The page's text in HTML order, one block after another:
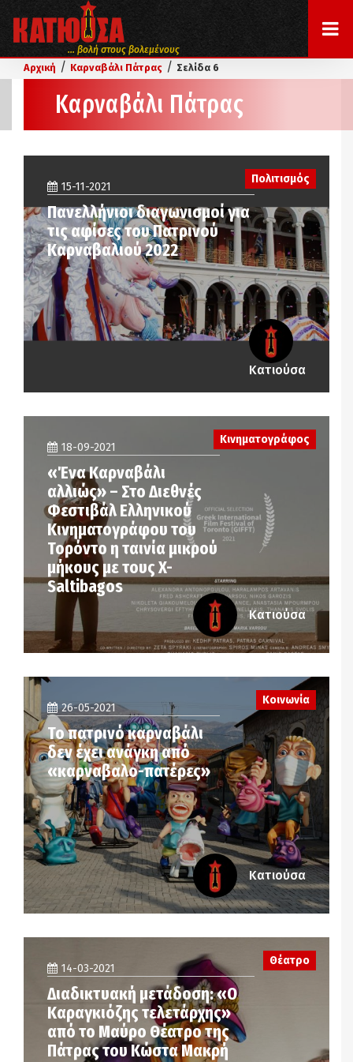
... βολή στους βολεμένους
Αρχική / Καρναβάλι Πάτρας / Σελίδα 6
Καρναβάλι Πάτρας
Πολιτισμός
15-11-2021
Πανελλήνιοι διαγωνισμοί για
τις αφίσες του Πατρινού
Καρναβαλιού 2022
Κατιούσα
18-09-2021
«Ένα Καρναβάλι
αλλιώς» – Στο Διεθνές
Φεστιβάλ Ελληνικού
Κινηματογράφου του
Τορόντο η ταινία μικρού
μήκους με τους X-
Saltibagos
Κινηματογράφος
Κατιούσα
26-05-2021
Το πατρινό καρναβάλι
δεν έχει ανάγκη από
«καρναβαλο-πατέρες»
Κοινωνία
Κατιούσα
Θέατρο
14-03-2021
Διαδικτυακή μετάδοση: «Ο
Καραγκιόζης τελετάρχης»
από το Μαύρο Θέατρο της
Πάτρας του Κώστα Μακρή